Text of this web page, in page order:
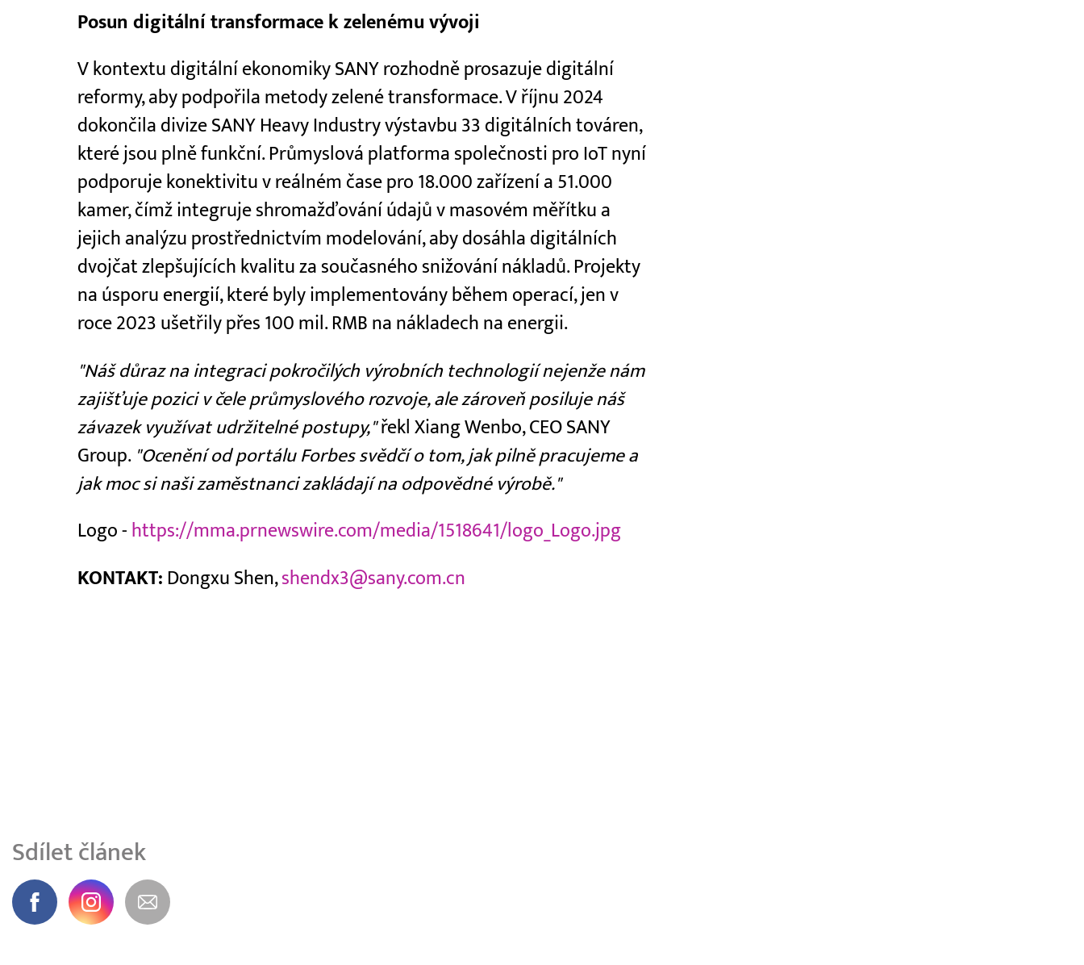
Posun digitální transformace k zelenému vývoji
V kontextu digitální ekonomiky SANY rozhodně prosazuje digitální
reformy, aby podpořila metody zelené transformace. V říjnu 2024
dokončila divize SANY Heavy Industry výstavbu 33 digitálních továren,
které jsou plně funkční. Průmyslová platforma společnosti pro IoT nyní
podporuje konektivitu v reálném čase pro 18.000 zařízení a 51.000
kamer, čímž integruje shromažďování údajů v masovém měřítku a
jejich analýzu prostřednictvím modelování, aby dosáhla digitálních
dvojčat zlepšujících kvalitu za současného snižování nákladů. Projekty
na úsporu energií, které byly implementovány během operací, jen v
roce 2023 ušetřily přes 100 mil. RMB na nákladech na energii.
"Náš důraz na integraci pokročilých výrobních technologií nejenže nám
zajišťuje pozici v čele průmyslového rozvoje, ale zároveň posiluje náš
závazek využívat udržitelné postupy,"řekl Xiang Wenbo, CEO SANY
Group. "Ocenění od portálu Forbes svědčí o tom, jak pilně pracujeme a
jak moc si naši zaměstnanci zakládají na odpovědné výrobě."
Logo - https://mma.prnewswire.com/media/1518641/logo_Logo.jpg
KONTAKT: Dongxu Shen,shendx3@sany.com.cn
Sdílet článek